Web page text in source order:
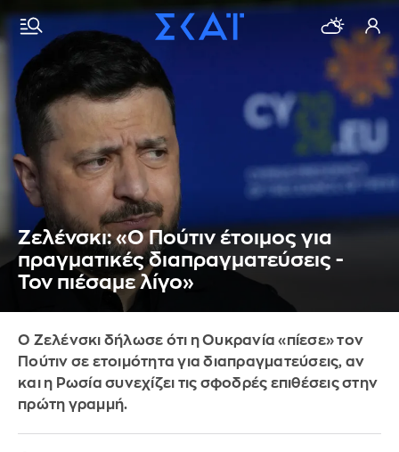
Ζελένσκι: «Ο Πούτιν έτοιμος για
πραγματικές διαπραγματεύσεις -
Τον πιέσαμε λίγο»
Ο Ζελένσκι δήλωσε ότι η Ουκρανία «πίεσε» τον
Πούτιν σε ετοιμότητα για διαπραγματεύσεις, αν
και η Ρωσία συνεχίζει τις σφοδρές επιθέσεις στην
πρώτη γραμμή.